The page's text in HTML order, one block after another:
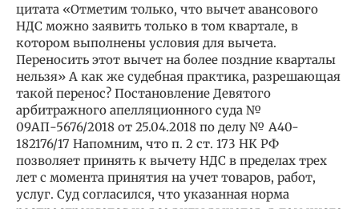
цитата «Отметим только, что вычет авансового
НДС можно заявить только в том квартале, в
котором выполнены условия для вычета.
Переносить этот вычет на более поздние кварталы
нельзя» А как же судебная практика, разрешающая
такой перенос? Постановление Девятого
арбитражного апелляционного суда №
09АП-5676/2018 от 25.04.2018 по делу № А40-
182176/17 Напомним, что п. 2 ст. 173 НК РФ
позволяет принять к вычету НДС в пределах трех
лет с момента принятия на учет товаров, работ,
услуг. Суд согласился, что указанная норма